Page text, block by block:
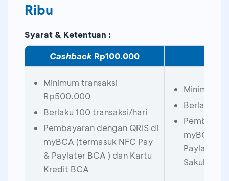
Ribu
Syarat & Ketentuan :
Cashback Rp100.000
Minimum transaksi
Rp500.000
Berlaku 100 transaksi/hari
Pembayaran dengan QRIS di
myBCA (termasuk NFC Pay
& Paylater BCA ) dan Kartu
Kredit BCA
Minimum
Berlaku
myBCA
Paylater
Sakuku